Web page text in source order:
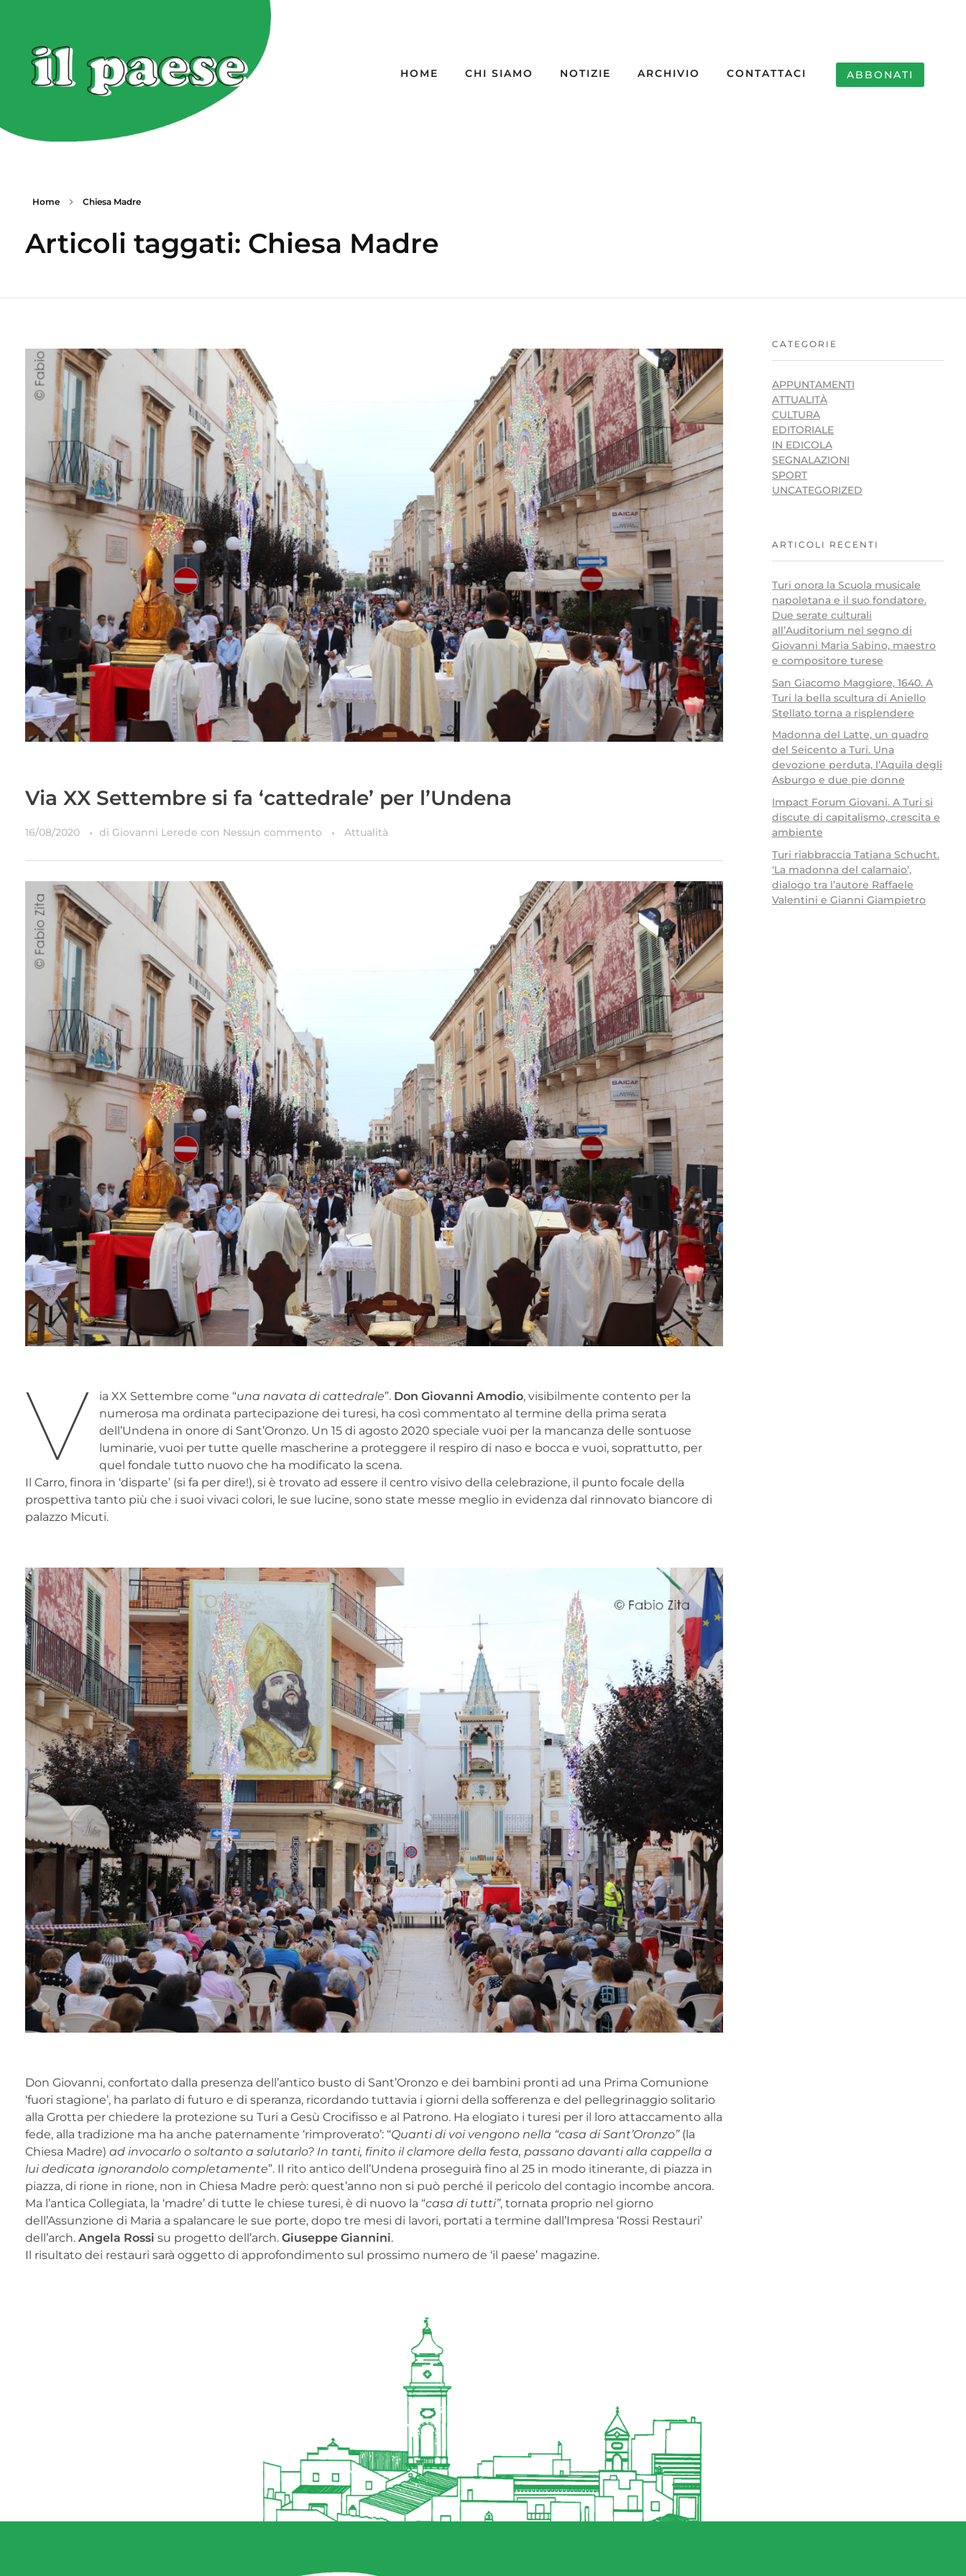
HOME CHI SIAMO NOTIZIE ARCHIVIO CONTATTACI ABBONATI
Home Chiesa Madre
Articoli taggati: Chiesa Madre
Via XX Settembre si fa ‘cattedrale’ per l’Undena
16/08/2020 di Giovanni Lerede con Nessun commento Attualità
V ia XX Settembre come “una navata di cattedrale”. Don Giovanni Amodio, visibilmente contento per la
numerosa ma ordinata partecipazione dei turesi, ha così commentato al termine della prima serata
dell’Undena in onore di Sant’Oronzo. Un 15 di agosto 2020 speciale vuoi per la mancanza delle sontuose
luminarie, vuoi per tutte quelle mascherine a proteggere il respiro di naso e bocca e vuoi, soprattutto, per
quel fondale tutto nuovo che ha modificato la scena.
Il Carro, finora in ‘disparte’ (si fa per dire!), si è trovato ad essere il centro visivo della celebrazione, il punto focale della
prospettiva tanto più che i suoi vivaci colori, le sue lucine, sono state messe meglio in evidenza dal rinnovato biancore di
palazzo Micuti.
Don Giovanni, confortato dalla presenza dell’antico busto di Sant’Oronzo e dei bambini pronti ad una Prima Comunione
‘fuori stagione’, ha parlato di futuro e di speranza, ricordando tuttavia i giorni della sofferenza e del pellegrinaggio solitario
alla Grotta per chiedere la protezione su Turi a Gesù Crocifisso e al Patrono. Ha elogiato i turesi per il loro attaccamento alla
fede, alla tradizione ma ha anche paternamente ‘rimproverato’: “Quanti di voi vengono nella “casa di Sant’Oronzo”(la
Chiesa Madre) ad invocarlo o soltanto a salutarlo? In tanti, finito il clamore della festa, passano davanti alla cappella a
lui dedicata ignorandolo completamente”. Il rito antico dell’Undena proseguirà fino al 25 in modo itinerante, di piazza in
piazza, di rione in rione, non in Chiesa Madre però: quest’anno non si può perché il pericolo del contagio incombe ancora.
Ma l’antica Collegiata, la ‘madre’ di tutte le chiese turesi, è di nuovo la “casa di tutti”, tornata proprio nel giorno
dell’Assunzione di Maria a spalancare le sue porte, dopo tre mesi di lavori, portati a termine dall’Impresa ‘Rossi Restauri’
dell’arch. Angela Rossi su progetto dell’arch. Giuseppe Giannini.
Il risultato dei restauri sarà oggetto di approfondimento sul prossimo numero de ‘il paese’ magazine.
CATEGORIE
APPUNTAMENTI
ATTUALITÀ
CULTURA
EDITORIALE
IN EDICOLA
SEGNALAZIONI
SPORT
UNCATEGORIZED
ARTICOLI RECENTI
Turi onora la Scuola musicale
napoletana e il suo fondatore.
Due serate culturali
all’Auditorium nel segno di
Giovanni Maria Sabino, maestro
e compositore turese
San Giacomo Maggiore, 1640. A
Turi la bella scultura di Aniello
Stellato torna a risplendere
Madonna del Latte, un quadro
del Seicento a Turi. Una
devozione perduta, l’Aquila degli
Asburgo e due pie donne
Impact Forum Giovani. A Turi si
discute di capitalismo, crescita e
ambiente
Turi riabbraccia Tatiana Schucht.
‘La madonna del calamaio’,
dialogo tra l’autore Raffaele
Valentini e Gianni Giampietro